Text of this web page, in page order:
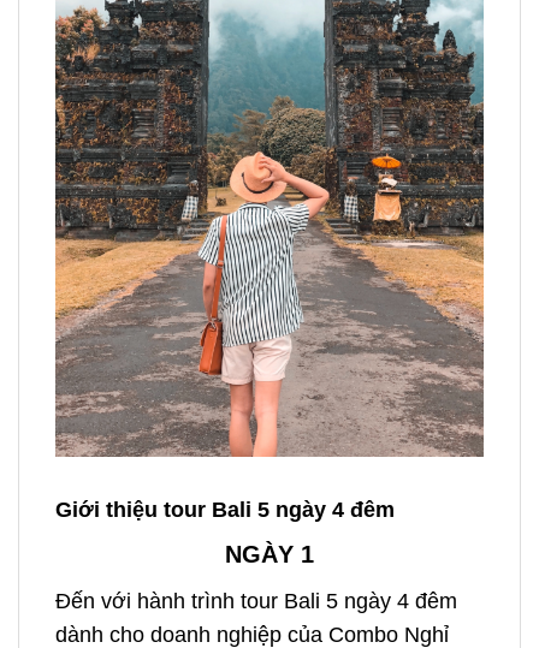
Giới thiệu tour Bali 5 ngày 4 đêm
NGÀY 1
Đến với hành trình tour Bali 5 ngày 4 đêm
dành cho doanh nghiệp của Combo Nghỉ